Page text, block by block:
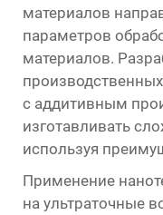
материалов
параметров
материалов.
с аддитивным
изготавливать
используя
Применение
на ультраточные